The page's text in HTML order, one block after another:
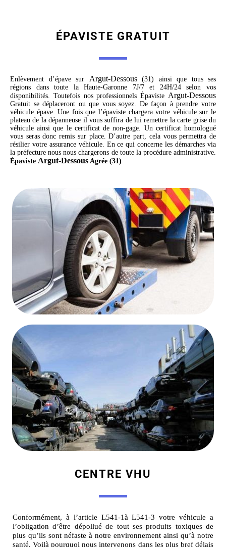
ÉPAVISTE GRATUIT
Enlèvement d’épave sur Argut-Dessous(31) ainsi que tous ses
régions dans toute la Haute-Garonne 7J/7 et 24H/24 selon vos
disponibilités. Toutefois nos professionnels Épaviste Argut-Dessous
Gratuit se déplaceront ou que vous soyez. De façon à prendre votre
véhicule épave. Une fois que l’épaviste chargera votre véhicule sur le
plateau de la dépanneuse il vous suffira de lui remettre la carte grise du
véhicule ainsi que le certificat de non-gage. Un certificat homologué
vous seras donc remis sur place. D’autre part, cela vous permettra de
résilier votre assurance véhicule. En ce qui concerne les démarches via
la préfecture nous nous chargerons de toute la procédure administrative.
Épaviste Argut-Dessous Agrée (31)
CENTRE VHU
Conformément, à l’article L541-1à L541-3 votre véhicule a
l’obligation d’être dépollué de tout ses produits toxiques de
plus qu’ils sont néfaste à notre environnement ainsi qu’à notre
santé. Voilà pourquoi nous intervenons dans les plus bref délais